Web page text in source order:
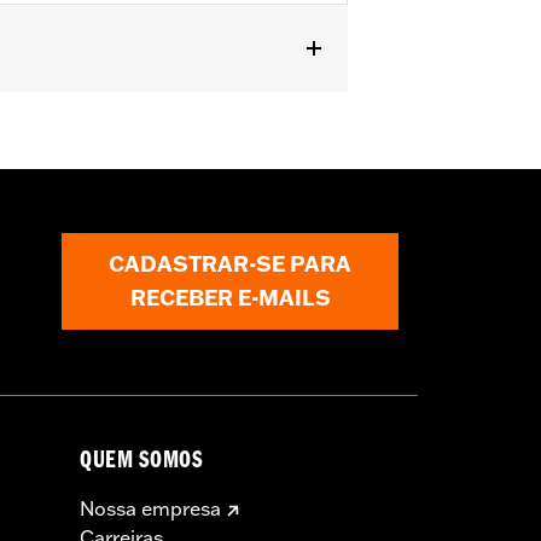
CADASTRAR-SE PARA
RECEBER E-MAILS
QUEM SOMOS
Nossa empresa